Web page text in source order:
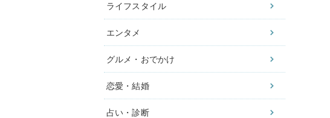
ライフスタイル
エンタメ
グルメ・おでかけ
恋愛・結婚
占い・診断